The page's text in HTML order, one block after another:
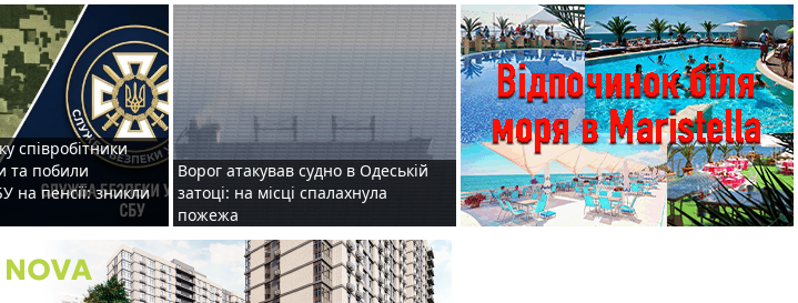
співробітники
та побили
на пенсії: зникли
Ворог атакував судно в Одеській
затоці: на місці спалахнула
пожежа